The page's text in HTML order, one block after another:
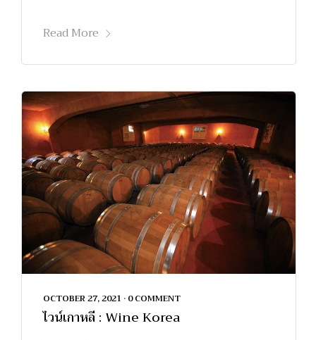
Read More
OCTOBER 27, 2021 • 0 COMMENT
ไวน์เกาหลี : Wine Korea